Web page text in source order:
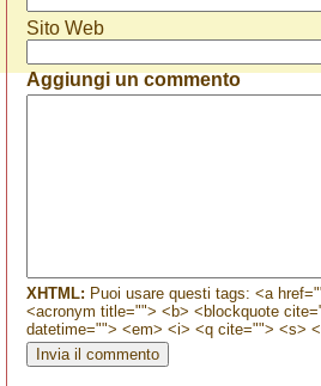
Sito Web
Aggiungi un commento
XHTML: Puoi usare questi tags: <a
<acronym title=""> <b> <blockquote
datetime=""> <em> <i> <q cite=""> <s>